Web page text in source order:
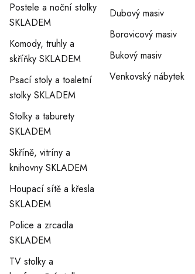
Postele a noční stolky
SKLADEM
Komody, truhly a
skříňky SKLADEM
Psací stoly a toaletní
stolky SKLADEM
Stolky a taburety
SKLADEM
Skříně, vitríny a
knihovny SKLADEM
Houpací sítě a křesla
SKLADEM
Police a zrcadla
SKLADEM
TV stolky a
Dubový masiv
Borovicový masiv
Bukový masiv
Venkovský nábytek